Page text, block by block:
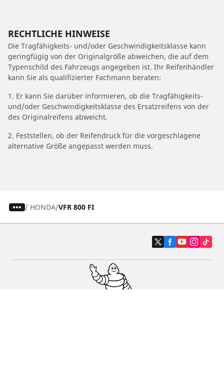
RECHTLICHE HINWEISE
Die Tragfähigkeits- und/oder Geschwindigkeitsklasse kann
geringfügig von der Originalgröße abweichen, die auf dem
Typenschild des Fahrzeugs angegeben ist. Ihr Reifenhändler
kann Sie als qualifizierter Fachmann beraten:
1. Er kann Sie darüber informieren, ob die Tragfähigkeits-
und/oder Geschwindigkeitsklasse des Ersatzreifens von der
des Originalreifens abweicht.
2. Feststellen, ob der Reifendruck für die vorgeschlagene
alternative Größe angepasst werden muss.
/ HONDA VFR 800 FI